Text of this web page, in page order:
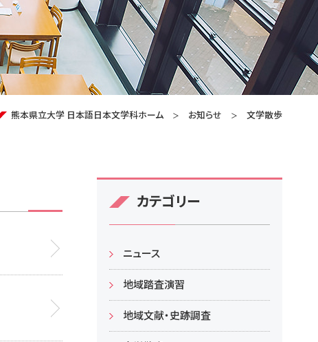
熊本県立大学 日本語日本文学科ホーム お知らせ 文学散歩
カテゴリー
ニュース
地域踏査演習
地域文献・史跡調査